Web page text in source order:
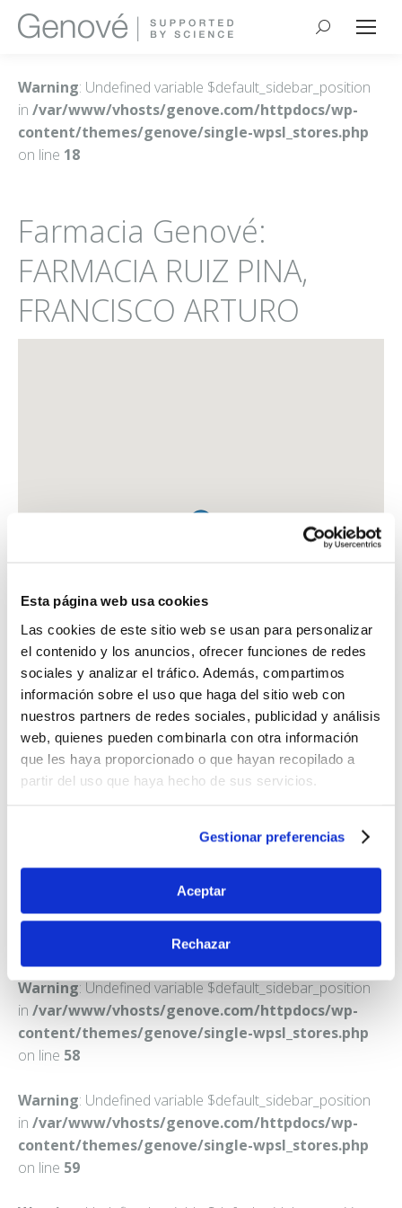
Esta página web usa cookies
Las cookies de este sitio web se usan para personalizar
el contenido y los anuncios, ofrecer funciones de redes
sociales y analizar el tráfico. Además, compartimos
información sobre el uso que haga del sitio web con
nuestros partners de redes sociales, publicidad y análisis
web, quienes pueden combinarla con otra información
que les haya proporcionado o que hayan recopilado a
partir del uso que haya hecho de sus servicios.
Gestionar preferencias
Aceptar
Rechazar
Buscar:
Warning: Undefined variable $default_sidebar_position
in /var/www/vhosts/genove.com/httpdocs/wp-
content/themes/genove/single-wpsl_stores.php
on line 18
Farmacia Genové:
FARMACIA RUIZ PINA,
FRANCISCO ARTURO
FARMACIA RUIZ PINA, FRANCISCO ARTURO
PZA. DE LOS PATOS, 5
Warning: Undefined variable $default_sidebar_position
in /var/www/vhosts/genove.com/httpdocs/wp-
content/themes/genove/single-wpsl_stores.php
on line 58
Warning: Undefined variable $default_sidebar_position
in /var/www/vhosts/genove.com/httpdocs/wp-
content/themes/genove/single-wpsl_stores.php
on line 59